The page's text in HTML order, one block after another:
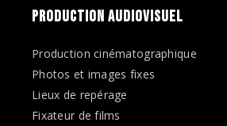
PRODUCTION AUDIOVISUEL
Production cinématographique
Photos et images fixes
Lieux de repérage
Fixateur de films